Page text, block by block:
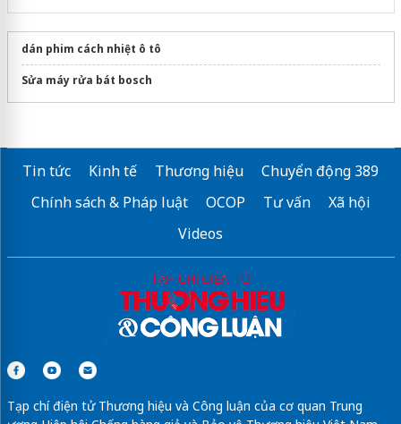
dán phim cách nhiệt ô tô
Sửa máy rửa bát bosch
Tin tức Kinh tế Thương hiệu
Chuyển động 389
Chính sách & Pháp luật
OCOP Tư vấn
Xã hội
Videos
Tạp chí điện tử Thương hiệu và Công luận của cơ quan Trung